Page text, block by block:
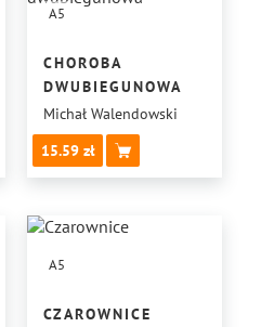
A5
CHOROBA
DWUBIEGUNOWA
Michał Walendowski
15.59
A5
CZAROWNICE